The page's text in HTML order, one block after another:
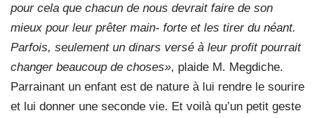
pour cela que chacun de nous devrait faire de son
mieux pour leur prêter main- forte et les tirer du néant.
Parfois, seulement un dinars versé à leur profit pourrait
changer beaucoup de choses», plaide M. Megdiche.
Parrainant un enfant est de nature à lui rendre le sourire
et lui donner une seconde vie. Et voilà qu’un petit geste